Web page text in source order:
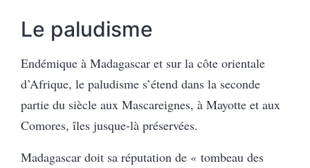
Le paludisme
Endémique à Madagascar et sur la côte orientale
d’Afrique, le paludisme s’étend dans la seconde
partie du siècle aux Mascareignes, à Mayotte et aux
Comores, îles jusque-là préservées.
Madagascar doit sa réputation de « tombeau des